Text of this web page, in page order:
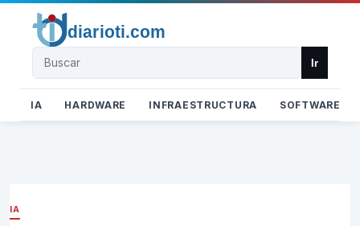
Buscar Ir
IA HARDWARE INFRAESTRUCTURA SOFTWARE
IA